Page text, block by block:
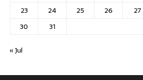
23
24 25 26 27
30
31
« Jul